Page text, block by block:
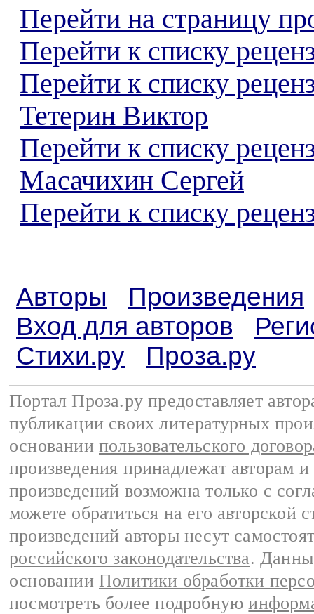
Перейти на страницу
Перейти к списку
Перейти к списку
Тетерин Виктор
Перейти к списку
Масачихин Сергей
Перейти к списку
Авторы
Произведения
Вход для авторов
Стихи.ру
Проза.ру
Портал Проза.ру предоставляет
публикации своих литературных
основании пользовательского
произведения принадлежат авторам
произведений возможна только с
можете обратиться на его авторской
произведений авторы несут
российского законодательства.
основании Политики обработки
посмотреть более подробную